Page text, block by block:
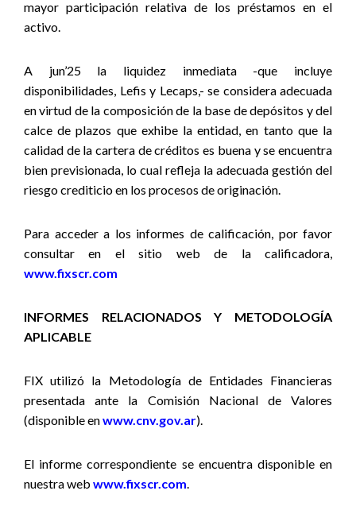
mayor participación relativa de los préstamos en el
activo.
A jun’25 la liquidez inmediata -que incluye
disponibilidades, Lefis y Lecaps,- se considera adecuada
en virtud de la composición de la base de depósitos y del
calce de plazos que exhibe la entidad, en tanto que la
calidad de la cartera de créditos es buena y se encuentra
bien previsionada, lo cual refleja la adecuada gestión del
riesgo crediticio en los procesos de originación.
Para acceder a los informes de calificación, por favor
consultar en el sitio web de la calificadora,
www.fixscr.com
INFORMES RELACIONADOS Y METODOLOGÍA
APLICABLE
FIX utilizó la Metodología de Entidades Financieras
presentada ante la Comisión Nacional de Valores
(disponible enwww.cnv.gov.ar).
El informe correspondiente se encuentra disponible en
nuestra web www.fixscr.com.